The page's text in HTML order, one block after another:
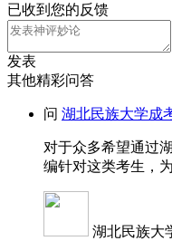
已收到您的反馈
发表
其他精彩问答
问 湖北民族大学成
对于众多希望通过
编针对这类考生，
湖北民族大